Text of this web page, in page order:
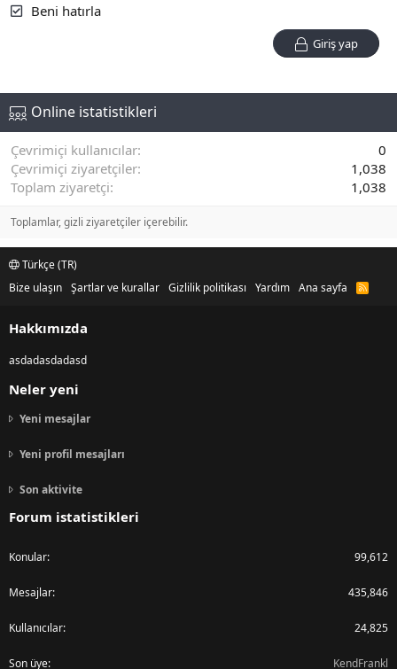
Beni hatırla
Giriş yap
Online istatistikleri
Çevrimiçi kullanıcılar
0
Çevrimiçi ziyaretçiler
1,038
Toplam ziyaretçi
1,038
Toplamlar, gizli ziyaretçiler içerebilir.
Türkçe (TR)
Bize ulaşın Şartlar ve kurallar Gizlilik politikası Yardım Ana sayfa
R
S
Hakkımızda
asdadasdadasd
Neler yeni
Yeni mesajlar
Yeni profil mesajları
Son aktivite
Forum istatistikleri
Konular 99,612
Mesajlar 435,846
Kullanıcılar 24,825
Son üye KendFrankl